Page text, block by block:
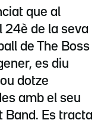
que al
24è de la seva
de The Boss
es diu
dotze
amb el seu
Band. Es tracta